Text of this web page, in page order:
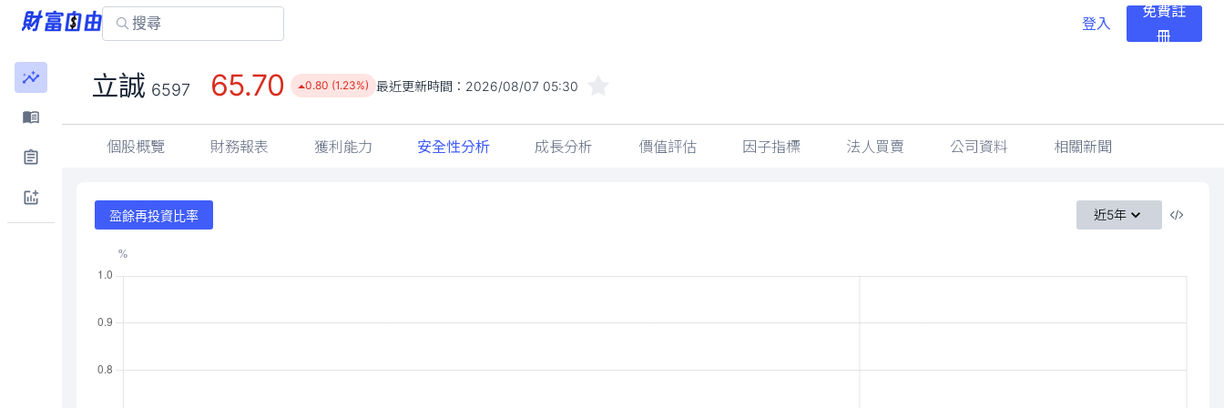
登入
免費註
冊
立誠 6597 65.70 0.80 (1.23%) 最近更新時間： 2026/08/07 05:30
個股概覽 財務報表 獲利能力 安全性分析 成長分析 價值評估 因子指標 法人買賣 公司資料 相關新聞
盈餘再投資比率 近5年